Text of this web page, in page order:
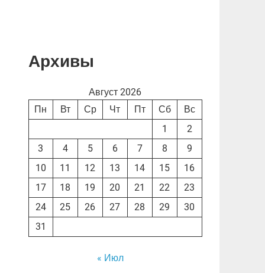
Архивы
Август 2026
Пн
Вт Ср Чт Пт Сб
Вс
1
2
3
4 5 6 7 8
9
10
11 12 13 14 15
16
17
18 19 20 21 22
23
24
25 26 27 28 29
30
31
« Июл